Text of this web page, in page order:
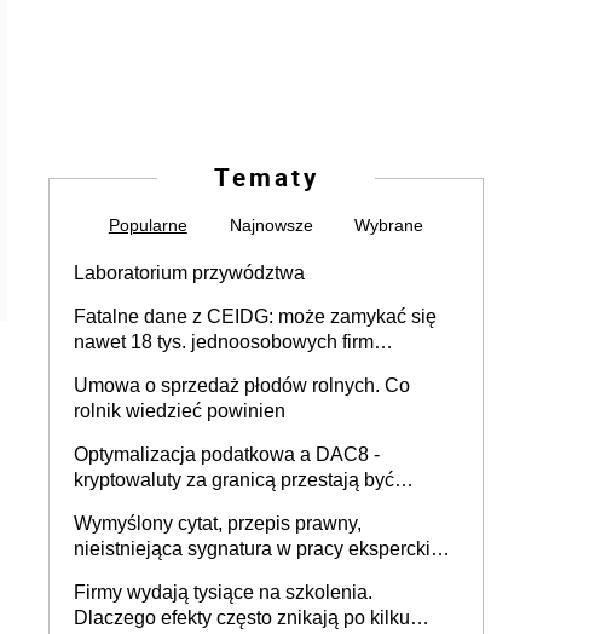
Tematy
Popularne Najnowsze Wybrane
Laboratorium przywództwa
Fatalne dane z CEIDG: może zamykać się
nawet 18 tys. jednoosobowych firm
Umowa o sprzedaż płodów rolnych. Co
rolnik wiedzieć powinien
Optymalizacja podatkowa a DAC8 -
kryptowaluty za granicą przestają być
Wymyślony cytat, przepis prawny,
nieistniejąca sygnatura w pracy eksperckiej -
firmie
Firmy wydają tysiące na szkolenia.
Dlaczego efekty często znikają po kilku